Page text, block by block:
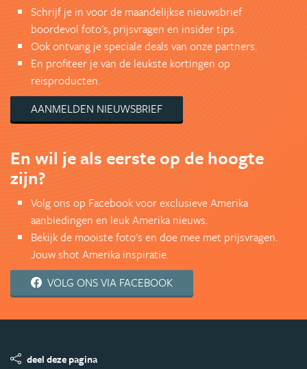
Schrijf je in voor de maandelijkse nieuwsbrief
boordevol foto's, prijsvragen en insider tips.
Ook ontvang je speciale deals van onze partners.
En profiteer je van de leukste kortingen op
reisproducten.
AANMELDEN NIEUWSBRIEF
En wil je als eerste op de hoogte
zijn?
Volg ons op Facebook voor exclusieve Amerika
aanbiedingen en leuk Amerika nieuws.
Bekijk de mooiste foto's en doe mee met prijsvragen.
Jouw shot Amerika inspiratie.
VOLG ONS VIA FACEBOOK
deel deze pagina